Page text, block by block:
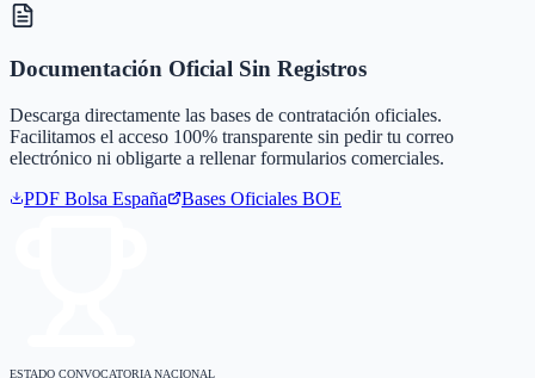
Documentación Oficial Sin Registros
Descarga directamente las bases de contratación oficiales.
Facilitamos el acceso 100% transparente sin pedir tu correo
electrónico ni obligarte a rellenar formularios comerciales.
PDF Bolsa España Bases Oficiales BOE
ESTADO CONVOCATORIA NACIONAL